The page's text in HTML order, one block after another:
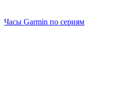
Часы Garmin по сериям